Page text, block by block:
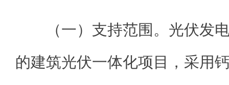
（一）支持范围。光伏发
的建筑光伏一体化项目，采用